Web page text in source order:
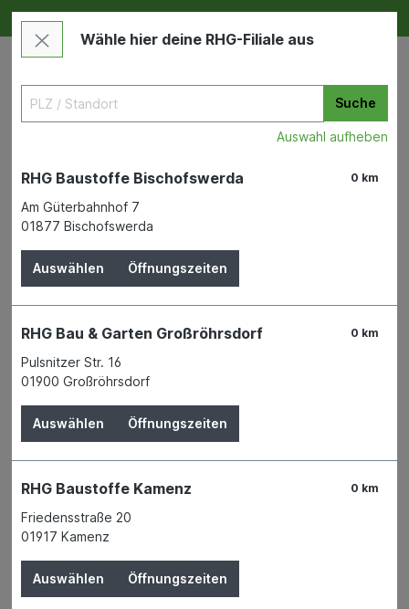
Deine RHG NEU ERLEBEN
Paneel Logifino Hochg. Weiss
2600x190x10
Wähle hier deine RHG-Filiale aus
Suche
Auswahl aufheben
0 km
RHG Baustoffe Bischofswerda
Am Güterbahnhof 7
01877 Bischofswerda
Auswählen Öffnungszeiten
0 km
RHG Bau & Garten Großröhrsdorf
Pulsnitzer Str. 16
01900 Großröhrsdorf
Auswählen Öffnungszeiten
0 km
RHG Baustoffe Kamenz
Friedensstraße 20
01917 Kamenz
Auswählen Öffnungszeiten